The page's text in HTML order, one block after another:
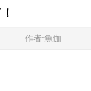
作者:魚伽